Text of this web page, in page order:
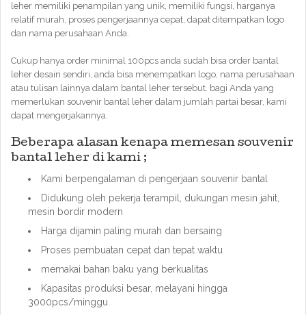
leher memiliki penampilan yang unik, memiliki fungsi, harganya
relatif murah, proses pengerjaannya cepat, dapat ditempatkan logo
dan nama perusahaan Anda.
Cukup hanya order minimal 100pcs anda sudah bisa order bantal
leher desain sendiri, anda bisa menempatkan logo, nama perusahaan
atau tulisan lainnya dalam bantal leher tersebut. bagi Anda yang
memerlukan souvenir bantal leher dalam jumlah partai besar, kami
dapat mengerjakannya.
Beberapa alasan kenapa memesan souvenir
bantal leher di kami ;
Kami berpengalaman di pengerjaan souvenir bantal
Didukung oleh pekerja terampil, dukungan mesin jahit,
mesin bordir modern
Harga dijamin paling murah dan bersaing
Proses pembuatan cepat dan tepat waktu
memakai bahan baku yang berkualitas
Kapasitas produksi besar, melayani hingga
3000pcs/minggu